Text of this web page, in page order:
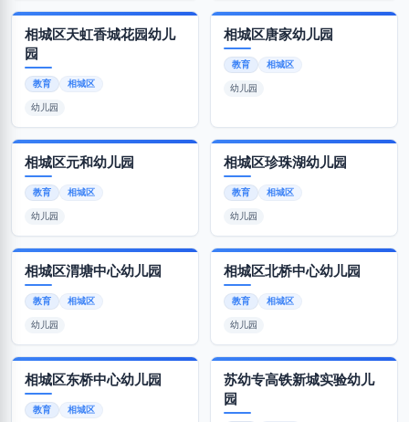
相城区天虹香城花园幼儿
园
教育 相城区
幼儿园
相城区唐家幼儿园
教育 相城区
幼儿园
相城区元和幼儿园
教育 相城区
幼儿园
相城区珍珠湖幼儿园
教育 相城区
幼儿园
相城区渭塘中心幼儿园
教育 相城区
幼儿园
相城区北桥中心幼儿园
教育 相城区
幼儿园
相城区东桥中心幼儿园
教育 相城区
苏幼专高铁新城实验幼儿
园